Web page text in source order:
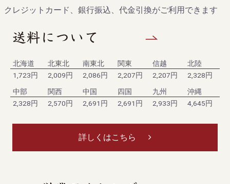
クレジットカード、銀行振込、代金引換がご利用できます
北海道
1,723円
北東北
2,009円
南東北
2,086円
関東
2,207円
信越
2,207円
北陸
2,328円
中部
2,328円
関西
2,570円
中国
2,691円
四国
2,691円
九州
2,933円
沖縄
4,645円
詳しくはこちら